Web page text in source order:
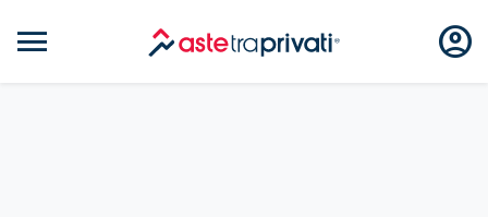
menu Aste account_circle